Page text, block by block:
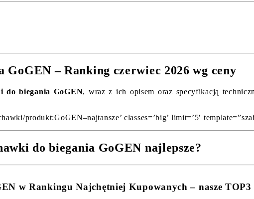
GoGEN – Ranking czerwiec 2026 wg ceny
do biegania GoGEN, wraz z ich opisem oraz specyfikacją
produkt:GoGEN–najtansze’ classes=’big’ limit=’5′
do biegania GoGEN najlepsze?
w Rankingu Najchętniej Kupowanych – nasze TOP3